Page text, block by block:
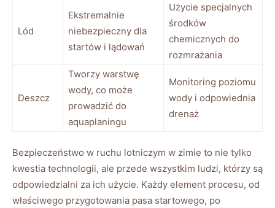
Lód
Ekstremalnie
niebezpieczny dla
startów i lądowań
Użycie ⁤specjalnych⁤
środków⁤
chemicznych ⁣do⁢
rozmrażania
Deszcz
Tworzy warstwę
wody, co ‍może
prowadzić do
aquaplaningu
Monitoring poziomu⁣
wody i odpowiednia
drenaż
Bezpieczeństwo‌ w ruchu lotniczym w zimie to nie‌ tylko
kwestia technologii,⁣ ale przede wszystkim ludzi, którzy są
odpowiedzialni za ich użycie. Każdy element procesu, od⁣
właściwego przygotowania ‌pasa startowego, po